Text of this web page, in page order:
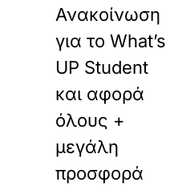
Ανακοίνωση
για το What’s
UP Student
και αφορά
όλους +
μεγάλη
προσφορά